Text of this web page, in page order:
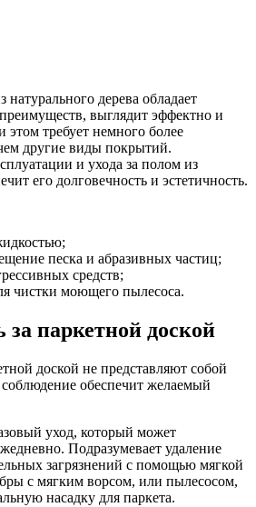
дерева обладает
выглядит эффектно и
этом требует немного более
другие виды покрытий.
и ухода за полом из
его долговечность и эстетичность.
песка и абразивных частиц;
средств;
чистки моющего пылесоса.
паркетной доской
доской не представляют собой
обеспечит желаемый
уход, который может
Подразумевает удаление
загрязнений с помощью мягкой
с мягким ворсом, или пылесосом,
насадку для паркета.